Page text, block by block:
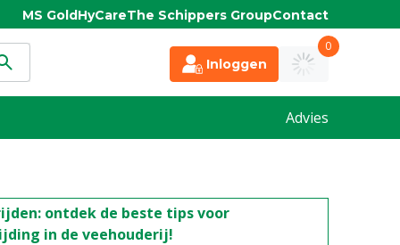
MS GoldHyCareThe Schippers GroupContact
Inloggen
0
Advies
ontdek de beste tips voor
in de veehouderij!